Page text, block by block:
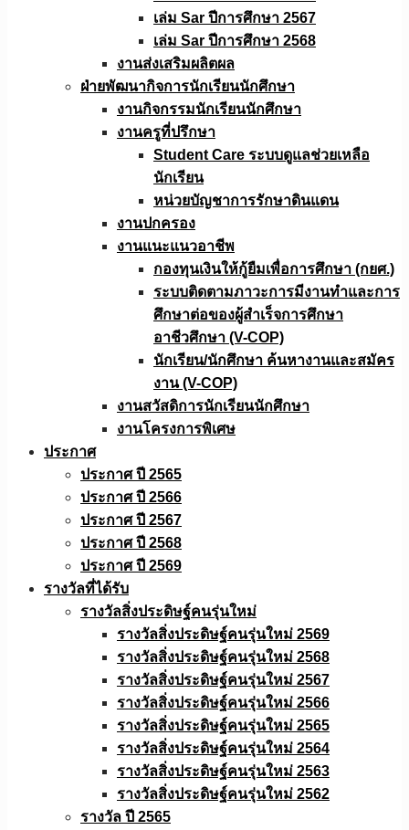
เล่ม Sar ปีการศึกษา 2567
เล่ม Sar ปีการศึกษา 2568
งานส่งเสริมผลิตผล
ฝ่ายพัฒนากิจการนักเรียนนักศึกษา
งานกิจกรรมนักเรียนนักศึกษา
งานครูที่ปรึกษา
Student Care ระบบดูแลช่วยเหลือ
นักเรียน
หน่วยบัญชาการรักษาดินแดน
งานปกครอง
งานแนะแนวอาชีพ
กองทุนเงินให้กู้ยืมเพื่อการศึกษา (กยศ.)
ระบบติดตามภาวะการมีงานทำและการ
ศึกษาต่อของผู้สำเร็จการศึกษา
อาชีวศึกษา (V-COP)
นักเรียน/นักศึกษา ค้นหางานและสมัคร
งาน (V-COP)
งานสวัสดิการนักเรียนนักศึกษา
งานโครงการพิเศษ
ประกาศ
ประกาศ ปี 2565
ประกาศ ปี 2566
ประกาศ ปี 2567
ประกาศ ปี 2568
ประกาศ ปี 2569
รางวัลที่ได้รับ
รางวัลสิ่งประดิษฐ์คนรุ่นใหม่
รางวัลสิ่งประดิษฐ์คนรุ่นใหม่ 2569
รางวัลสิ่งประดิษฐ์คนรุ่นใหม่ 2568
รางวัลสิ่งประดิษฐ์คนรุ่นใหม่ 2567
รางวัลสิ่งประดิษฐ์คนรุ่นใหม่ 2566
รางวัลสิ่งประดิษฐ์คนรุ่นใหม่ 2565
รางวัลสิ่งประดิษฐ์คนรุ่นใหม่ 2564
รางวัลสิ่งประดิษฐ์คนรุ่นใหม่ 2563
รางวัลสิ่งประดิษฐ์คนรุ่นใหม่ 2562
รางวัล ปี 2565